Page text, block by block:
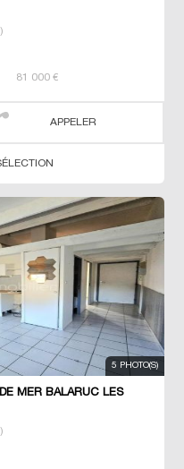
)
81 000 €
APPELER
5 PHOTO(S)
MER BALARUC LES
)